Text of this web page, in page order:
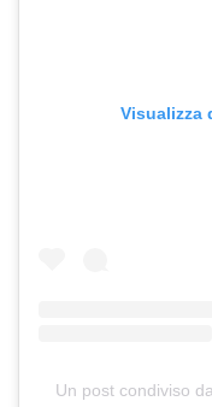
Visualizza
Un post condiviso